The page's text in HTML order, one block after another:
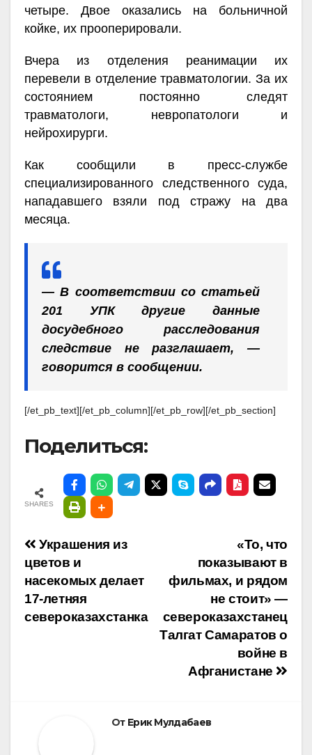
четыре. Двое оказались на больничной
койке, их прооперировали.
Вчера из отделения реанимации их
перевели в отделение травматологии. За их
состоянием постоянно следят
травматологи, невропатологи и
нейрохирурги.
Как сообщили в пресс-службе
специализированного следственного суда,
нападавшего взяли под стражу на два
месяца.
— В соответствии со статьей
201 УПК другие данные
досудебного расследования
следствие не разглашает, —
говорится в сообщении.
[/et_pb_text][/et_pb_column][/et_pb_row][/et_pb_section]
Поделиться:
SHARES
Навигация
по
записям
«То, что
показывают в
фильмах, и рядом
не стоит» —
североказахстанец
Талгат Самаратов о
войне в
Афганистане
Украшения из
цветов и
насекомых делает
17-летняя
североказахстанка
От Ерик Мулдабаев